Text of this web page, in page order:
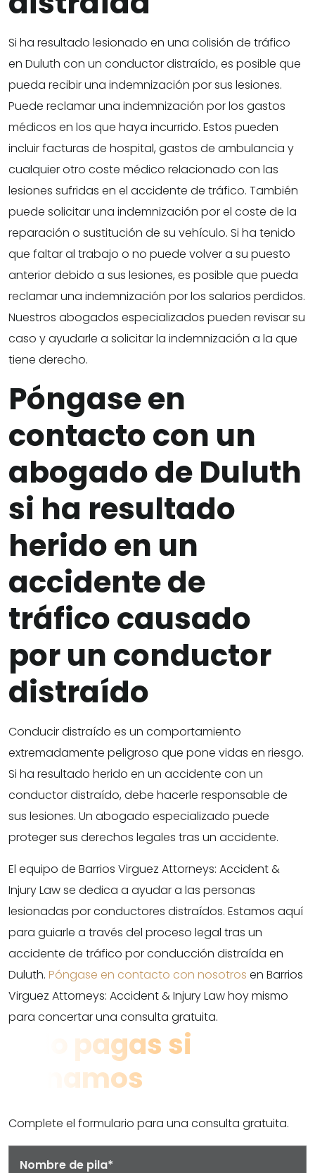
Si ha resultado lesionado en una colisión de tráfico
en Duluth con un conductor distraído, es posible que
pueda recibir una indemnización por sus lesiones.
Puede reclamar una indemnización por los gastos
médicos en los que haya incurrido. Estos pueden
incluir facturas de hospital, gastos de ambulancia y
cualquier otro coste médico relacionado con las
lesiones sufridas en el accidente de tráfico. También
puede solicitar una indemnización por el coste de la
reparación o sustitución de su vehículo. Si ha tenido
que faltar al trabajo o no puede volver a su puesto
anterior debido a sus lesiones, es posible que pueda
reclamar una indemnización por los salarios perdidos.
Nuestros abogados especializados pueden revisar su
caso y ayudarle a solicitar la indemnización a la que
tiene derecho.
Póngase en
contacto con un
abogado de Duluth
si ha resultado
herido en un
accidente de
tráfico causado
por un conductor
distraído
Conducir distraído es un comportamiento
extremadamente peligroso que pone vidas en riesgo.
Si ha resultado herido en un accidente con un
conductor distraído, debe hacerle responsable de
sus lesiones. Un abogado especializado puede
proteger sus derechos legales tras un accidente.
El equipo de Barrios Virguez Attorneys: Accident &
Injury Law se dedica a ayudar a las personas
lesionadas por conductores distraídos. Estamos aquí
para guiarle a través del proceso legal tras un
accidente de tráfico por conducción distraída en
Duluth. Póngase en contacto con nosotros en Barrios
Virguez Attorneys: Accident & Injury Law hoy mismo
para concertar una consulta gratuita.
Solo pagas si
ganamos
Complete el formulario para una consulta gratuita.